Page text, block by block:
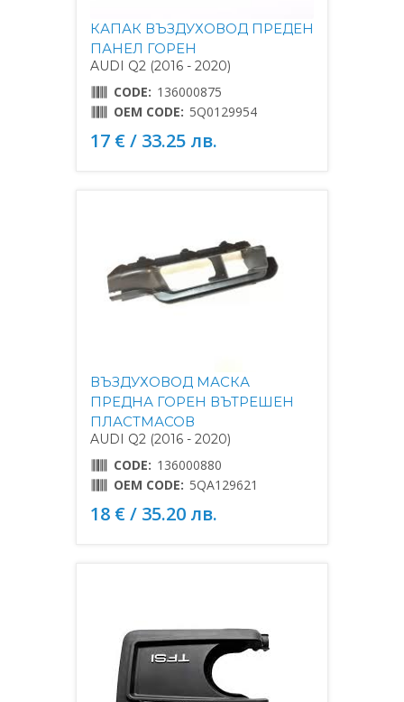
КАПАК ВЪЗДУХОВОД ПРЕДЕН
ПАНЕЛ ГОРЕН
AUDI Q2 (2016 - 2020)
CODE: 136000875
OEM CODE: 5Q0129954
17 € / 33.25 лв.
ВЪЗДУХОВОД МАСКА
ПРЕДНА ГОРЕН ВЪТРЕШЕН
ПЛАСТМАСОВ
AUDI Q2 (2016 - 2020)
CODE: 136000880
OEM CODE: 5QA129621
18 € / 35.20 лв.